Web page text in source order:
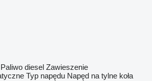
Paliwo diesel Zawieszenie
Typ napędu Napęd na tylne koła